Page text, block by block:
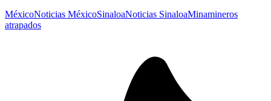
MéxicoNoticias MéxicoSinaloaNoticias SinaloaMinamineros
atrapados